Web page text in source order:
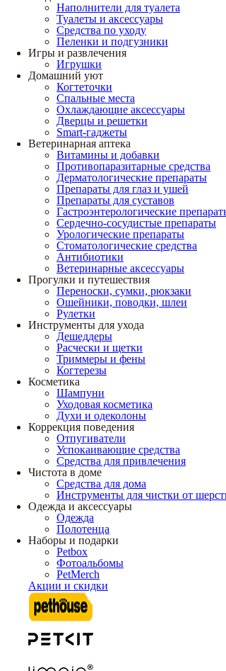
Наполнители для туалета
Туалеты и аксессуары
Средства по уходу
Пеленки и подгузники
Игры и развлечения
Игрушки
Домашний уют
Когтеточки
Спальные места
Охлаждающие аксессуары
Дверцы и решетки
Smart-гаджеты
Ветеринарная аптека
Витамины и добавки
Противопаразитарные средства
Дерматологические препараты
Препараты для глаз и ушей
Препараты для суставов
Гастроэнтерологические
Сердечно-сосудистые препараты
Урологические препараты
Стоматологические средства
Антибиотики
Ветеринарные аксессуары
Прогулки и путешествия
Переноски, сумки, рюкзаки
Ошейники, поводки, шлеи
Рулетки
Инструменты для ухода
Дешеддеры
Расчески и щетки
Триммеры и фены
Когтерезы
Косметика
Шампуни
Уходовая косметика
Духи и одеколоны
Коррекция поведения
Отпугиватели
Успокаивающие средства
Средства для привлечения
Чистота в доме
Средства для дома
Инструменты для чистки от
Одежда и аксессуары
Одежда
Полотенца
Наборы и подарки
Petbox
Фотоальбомы
PetMerch
Акции и скидки